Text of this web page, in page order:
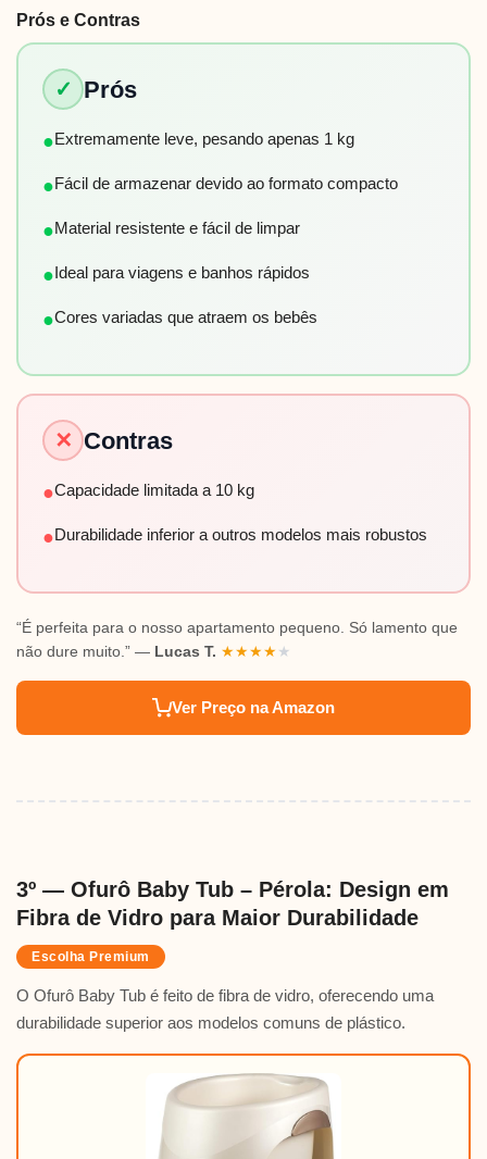
Prós e Contras
✓ Prós
●Extremamente leve, pesando apenas 1 kg
●Fácil de armazenar devido ao formato compacto
●Material resistente e fácil de limpar
●Ideal para viagens e banhos rápidos
●Cores variadas que atraem os bebês
✕ Contras
●Capacidade limitada a 10 kg
●Durabilidade inferior a outros modelos mais robustos
“É perfeita para o nosso apartamento pequeno. Só lamento que
não dure muito.” — Lucas T. ★★★★★
Ver Preço na Amazon
3º — Ofurô Baby Tub – Pérola: Design em
Fibra de Vidro para Maior Durabilidade
Escolha Premium
O Ofurô Baby Tub é feito de fibra de vidro, oferecendo uma
durabilidade superior aos modelos comuns de plástico.